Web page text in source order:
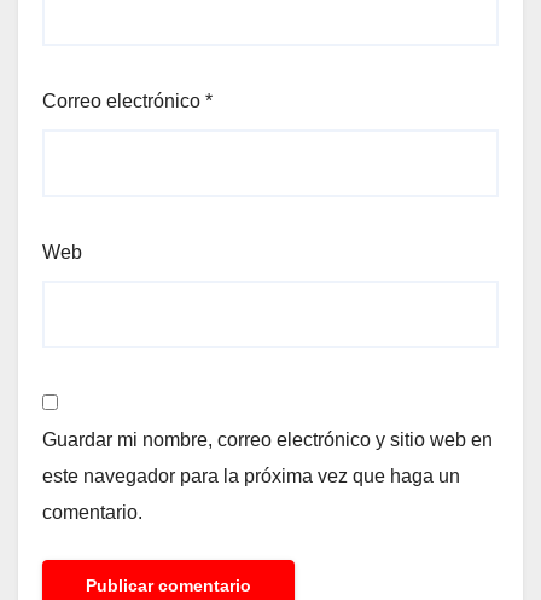
Correo electrónico *
Web
Guardar mi nombre, correo electrónico y sitio web en
este navegador para la próxima vez que haga un
comentario.